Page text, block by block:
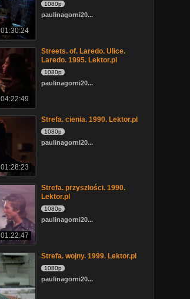
01:30:24
1080p
paulinagorni20...
04:22:49
Streets. of. Laredo. Ulice.
Laredo. 1995. Lektor.pl
1080p
paulinagorni20...
01:28:23
Strefa. cienia. 1990. Lektor.pl
1080p
paulinagorni20...
01:22:47
Strefa. przyszłości. 1990.
Lektor.pl
1080p
paulinagorni20...
Strefa. wojny. 1999. Lektor.pl
1080p
paulinagorni20...